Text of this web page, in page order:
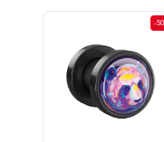
-50%
-